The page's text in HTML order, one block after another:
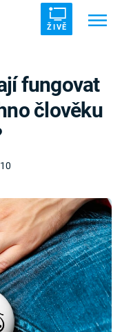
ŽIVĚ
fungovat
člověku